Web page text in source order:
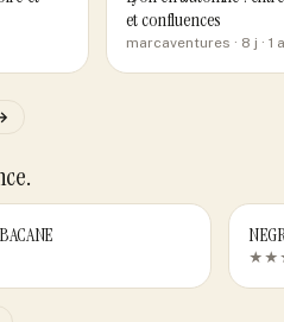
et confluences
marcaventures · 8 j · 1
.